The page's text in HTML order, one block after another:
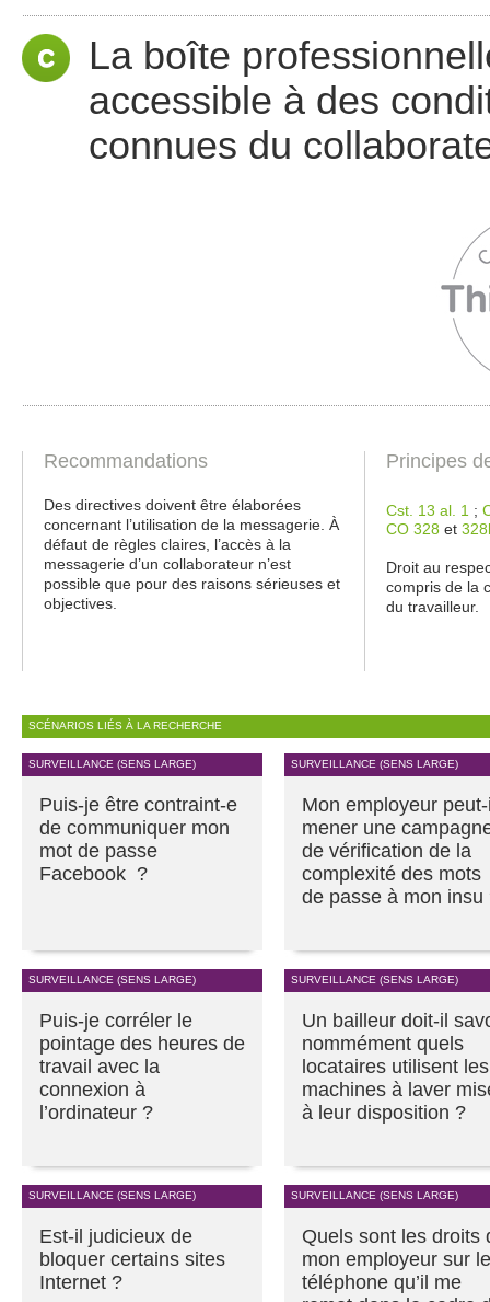
La boîte
accessible à des
connues du
Recommandations
Des directives doivent être élaborées
concernant l’utilisation de la messagerie. À
défaut de règles claires, l’accès à la
messagerie d’un collaborateur n’est
possible que pour des raisons sérieuses et
objectives.
Principes
Cst. 13 al. 1 ;
CO 328 et
Droit au
compris de la
du travailleur.
SCÉNARIOS LIÉS À LA RECHERCHE
SURVEILLANCE (SENS LARGE)
Puis-je être contraint-e
de communiquer mon
mot de passe
Facebook ?
SURVEILLANCE (SENS LARGE)
Mon employeur
mener une
de vérification de la
complexité des mots
de passe à mon insu
SURVEILLANCE (SENS LARGE)
Puis-je corréler le
pointage des heures de
travail avec la
connexion à
l’ordinateur ?
SURVEILLANCE (SENS LARGE)
Un bailleur doit-il
nommément quels
locataires utilisent les
machines à laver
à leur disposition ?
SURVEILLANCE (SENS LARGE)
Est-il judicieux de
bloquer certains sites
Internet ?
SURVEILLANCE (SENS LARGE)
Quels sont les droits
mon employeur sur le
téléphone qu’il me